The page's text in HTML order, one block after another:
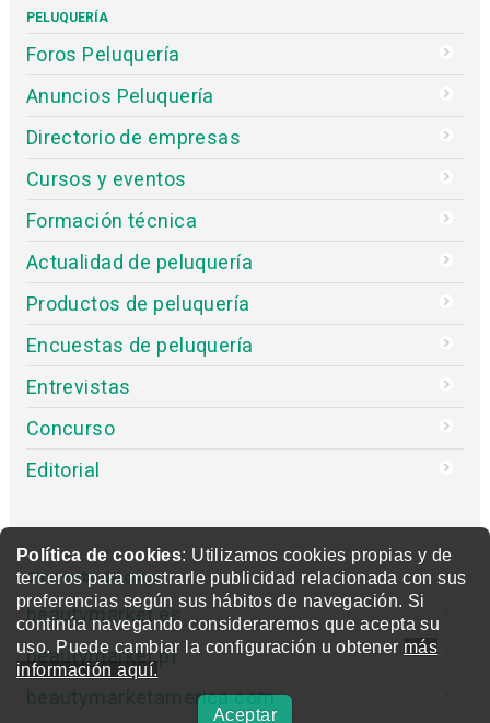
Política de cookies: Utilizamos cookies propias y de
terceros para mostrarle publicidad relacionada con sus
preferencias según sus hábitos de navegación. Si
continúa navegando consideraremos que acepta su
uso. Puede cambiar la configuración u obtener más
información aquí.
Aceptar
PELUQUERÍA
Foros Peluquería
Anuncios Peluquería
Directorio de empresas
Cursos y eventos
Formación técnica
Actualidad de peluquería
Productos de peluquería
Encuestas de peluquería
Entrevistas
Concurso
Editorial
Otras webs del grupo
beautymarket.es
beautymarket.pt
beautymarketamerica.com